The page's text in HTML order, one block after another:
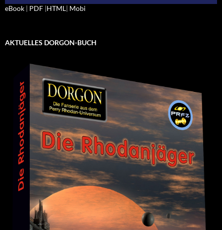
eBook | PDF |HTML| Mobi
AKTUELLES DORGON-BUCH